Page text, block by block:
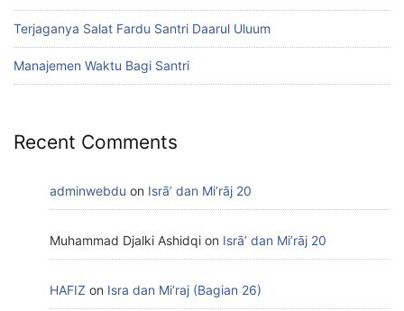
Terjaganya Salat Fardu Santri Daarul Uluum
Manajemen Waktu Bagi Santri
Recent Comments
adminwebdu on Isrā’ dan Mi’rāj 20
Muhammad Djalki Ashidqi on Isrā’ dan Mi’rāj 20
HAFIZ on Isra dan Mi’raj (Bagian 26)